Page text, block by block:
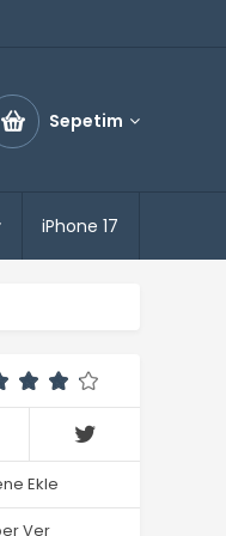
Sepetim
iPhone 17
Ekle
Ver